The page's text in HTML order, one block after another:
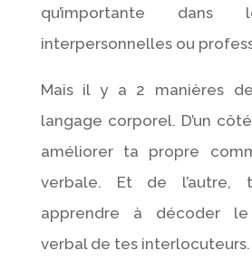
qu’importante dans
interpersonnelles ou
Mais il y a 2 manières
langage corporel. D’un
améliorer ta propre
verbale. Et de l’autre,
apprendre à décoder
verbal de tes interlocuteurs.